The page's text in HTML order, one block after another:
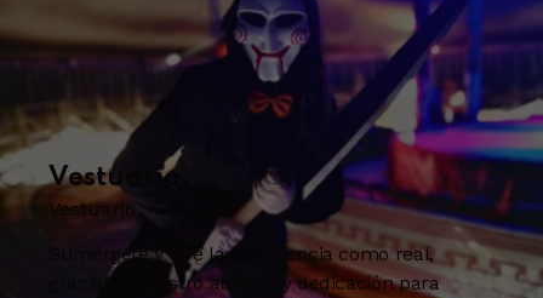
Vestuario
Vestuario
Sumérgete y vive la experiencia como real,
gracias a nuestro atrezzo y dedicación para